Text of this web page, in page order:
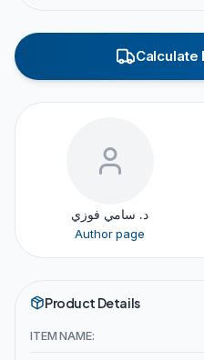
Calculate
د. سامي فوزي
Author page
Product Details
ITEM NAME: